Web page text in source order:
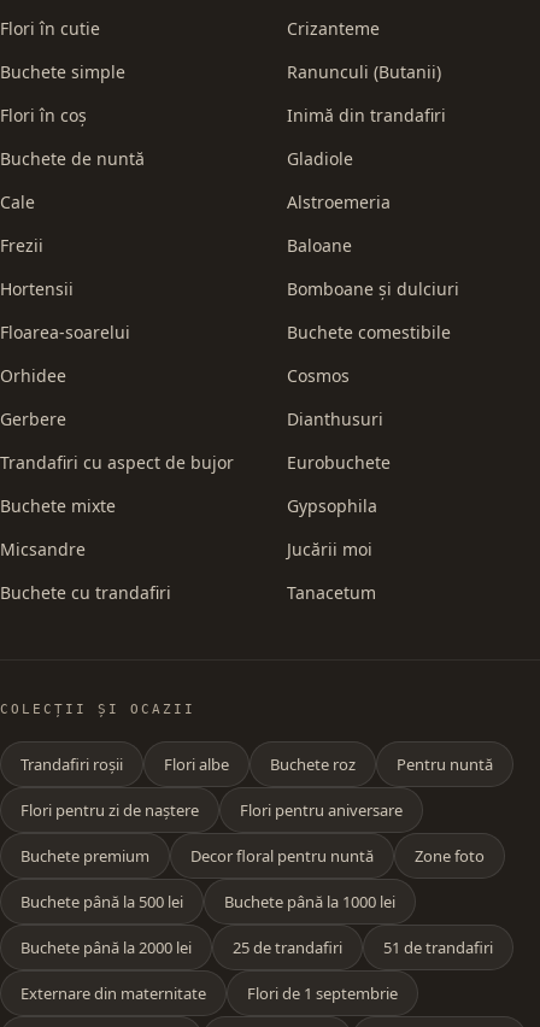
Flori în cutie
Buchete simple
Flori în coș
Buchete de nuntă
Cale
Frezii
Hortensii
Floarea-soarelui
Orhidee
Gerbere
Trandafiri cu aspect de bujor
Buchete mixte
Micsandre
Buchete cu trandafiri
Crizanteme
Ranunculi (Butanii)
Inimă din trandafiri
Gladiole
Alstroemeria
Baloane
Bomboane și dulciuri
Buchete comestibile
Cosmos
Dianthusuri
Eurobuchete
Gypsophila
Jucării moi
Tanacetum
COLECȚII ȘI OCAZII
Trandafiri roșii Flori albe Buchete roz Pentru nuntă
Flori pentru zi de naștere Flori pentru aniversare
Buchete premium Decor floral pentru nuntă Zone foto
Buchete până la 500 lei Buchete până la 1000 lei
Buchete până la 2000 lei 25 de trandafiri 51 de trandafiri
Externare din maternitate Flori de 1 septembrie